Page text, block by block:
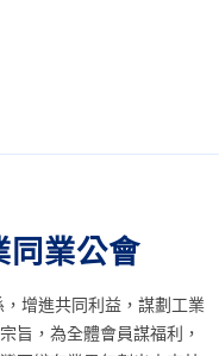
同業公會
增進共同利益，謀劃工業
旨，為全體會員謀福利，